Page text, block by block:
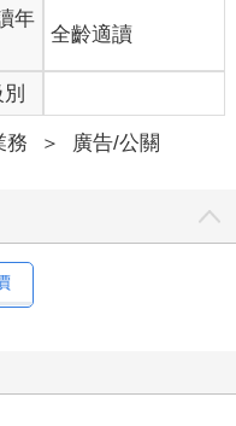
塗鴉，潦草地畫在濕掉的
幾乎難以看清到底畫了甚
個概念，而那概念有自己
以能栩栩如生，都是受到
念的力道和動能……就讓
絕。」
些手畫稿也被稱為藝術總
〕、色稿
不是表象。就我來說，我
始稿，而不是雕繢滿眼的
此養成先發想、後設計的
而不是先用電腦編排成
年
全齡適讀
務 ＞ 廣告/公關